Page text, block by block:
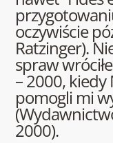
oczywiście
Ratzinger).
spraw
– 2000,
pomogli mi
2000).